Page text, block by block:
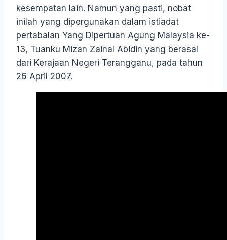
kesempatan lain. Namun yang pasti, nobat
inilah yang dipergunakan dalam istiadat
pertabalan Yang Dipertuan Agung Malaysia ke-
13, Tuanku Mizan Zainal Abidin yang berasal
dari Kerajaan Negeri Terangganu, pada tahun
26 April 2007.